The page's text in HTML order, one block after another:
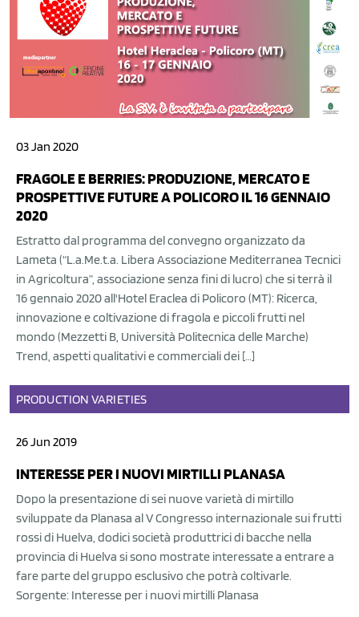
03 Jan 2020
FRAGOLE E BERRIES: PRODUZIONE, MERCATO E
PROSPETTIVE FUTURE A POLICORO IL 16 GENNAIO
2020
Estratto dal programma del convegno organizzato da
Lameta (“L.a.Me.t.a. Libera Associazione Mediterranea Tecnici
in Agricoltura”, associazione senza fini di lucro) che si terrà il
16 gennaio 2020 all'Hotel Eraclea di Policoro (MT): Ricerca,
innovazione e coltivazione di fragola e piccoli frutti nel
mondo (Mezzetti B, Università Politecnica delle Marche)
Trend, aspetti qualitativi e commerciali dei […]
PRODUCTION VARIETIES
26 Jun 2019
INTERESSE PER I NUOVI MIRTILLI PLANASA
Dopo la presentazione di sei nuove varietà di mirtillo
sviluppate da Planasa al V Congresso internazionale sui frutti
rossi di Huelva, dodici società produttrici di bacche nella
provincia di Huelva si sono mostrate interessate a entrare a
fare parte del gruppo esclusivo che potrà coltivarle.
Sorgente: Interesse per i nuovi mirtilli Planasa